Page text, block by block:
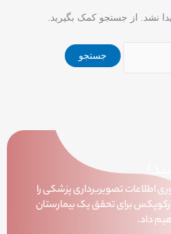
نشد. از جستجو کمک بگیرید.
اطلاعات تصویربرداری پزشکی را
برای تحقق یک بیمارستان
داد.